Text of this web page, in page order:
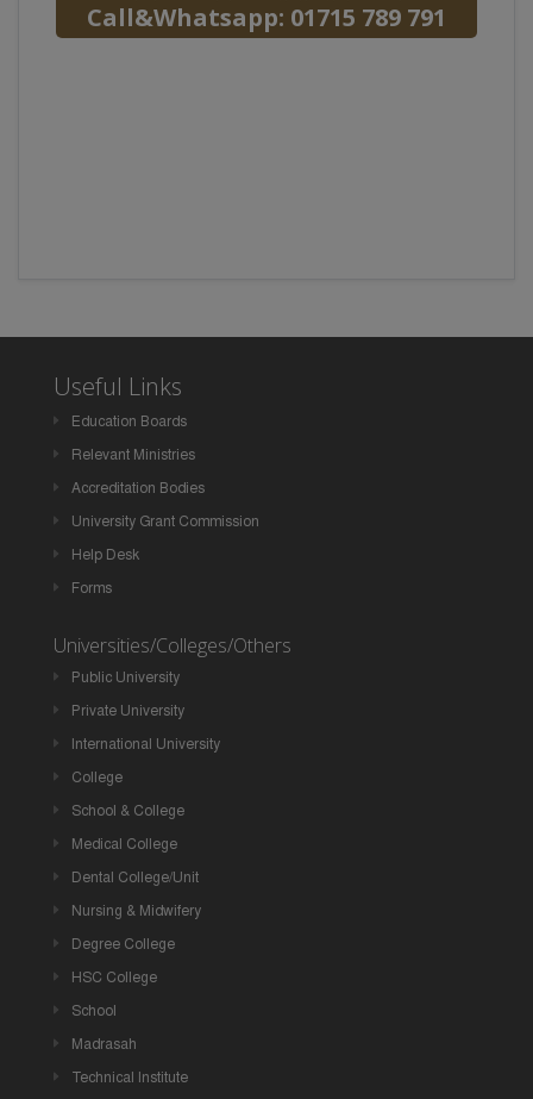
Call&Whatsapp: 01715 789 791
Useful Links
Education Boards
Relevant Ministries
Accreditation Bodies
University Grant Commission
Help Desk
Forms
Universities/Colleges/Others
Public University
Private University
International University
College
School & College
Medical College
Dental College/Unit
Nursing & Midwifery
Degree College
HSC College
School
Madrasah
Technical Institute